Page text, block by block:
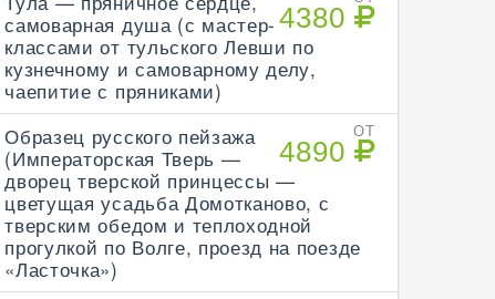
4380
самоварная душа (с мастер-
классами от тульского Левши по
кузнечному и самоварному делу,
чаепитие с пряниками)
ОТ
4890
Образец русского пейзажа
(Императорская Тверь —
дворец тверской принцессы —
цветущая усадьба Домотканово, с
тверским обедом и теплоходной
прогулкой по Волге, проезд на поезде
«Ласточка»)